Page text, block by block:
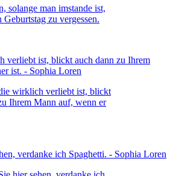
solange man imstande ist,
Geburtstag zu vergessen.
wirklich verliebt ist, blickt
Ihrem Mann auf, wenn er